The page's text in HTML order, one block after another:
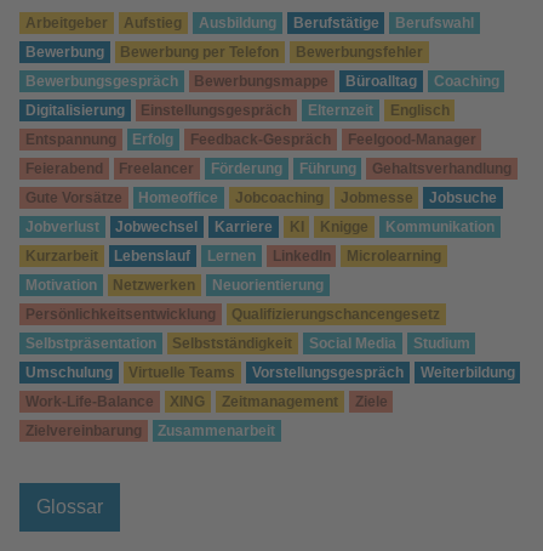
Arbeitgeber Aufstieg Ausbildung Berufstätige
Berufswahl
Bewerbung
Bewerbung per Telefon
Bewerbungsfehler
Bewerbungsgespräch
Bewerbungsmappe Büroalltag
Coaching
Digitalisierung
Einstellungsgespräch Elternzeit
Englisch
Entspannung
Erfolg Feedback-Gespräch
Feelgood-Manager
Feierabend
Freelancer Förderung Führung
Gehaltsverhandlung
Gute Vorsätze
Homeoffice Jobcoaching Jobmesse
Jobsuche
Jobverlust
Jobwechsel Karriere KI Knigge
Kommunikation
Kurzarbeit
Lebenslauf Lernen LinkedIn
Microlearning
Motivation
Netzwerken
Neuorientierung
Persönlichkeitsentwicklung
Qualifizierungschancengesetz
Selbstpräsentation
Selbstständigkeit Social Media
Studium
Umschulung
Virtuelle Teams Vorstellungsgespräch
Weiterbildung
Work-Life-Balance
XING Zeitmanagement
Ziele
Zielvereinbarung
Zusammenarbeit
Glossar